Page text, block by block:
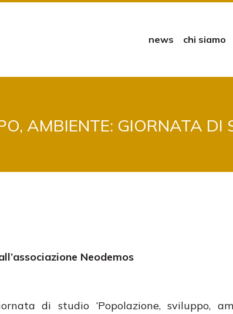
news chi siamo
AMBIENTE: GIORNATA DI
Neodemos
di studio ‘Popolazione, sviluppo,